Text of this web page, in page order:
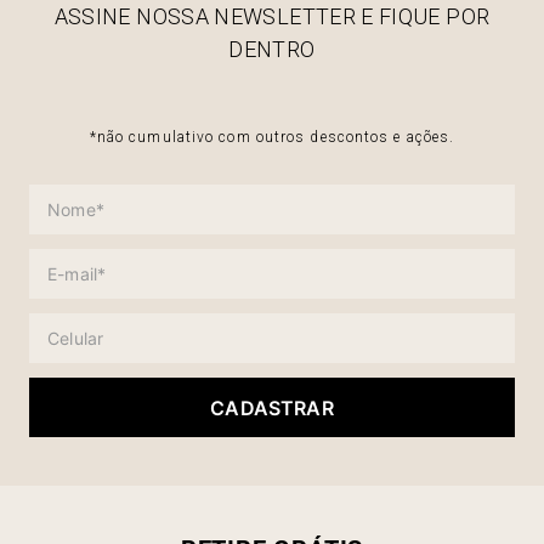
ASSINE NOSSA NEWSLETTER E FIQUE POR
DENTRO
*não cumulativo com outros descontos e ações.
CADASTRAR